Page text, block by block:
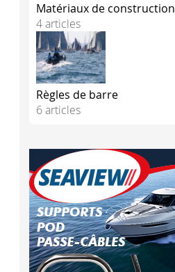
Matériaux de construction
4 articles
Règles de barre
6 articles